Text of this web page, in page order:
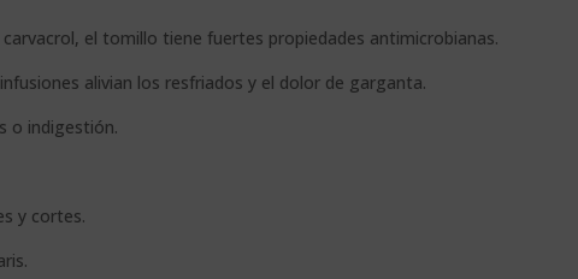
el tomillo tiene fuertes propiedades antimicrobianas.
alivian los resfriados y el dolor de garganta.
o indigestión.
y cortes.